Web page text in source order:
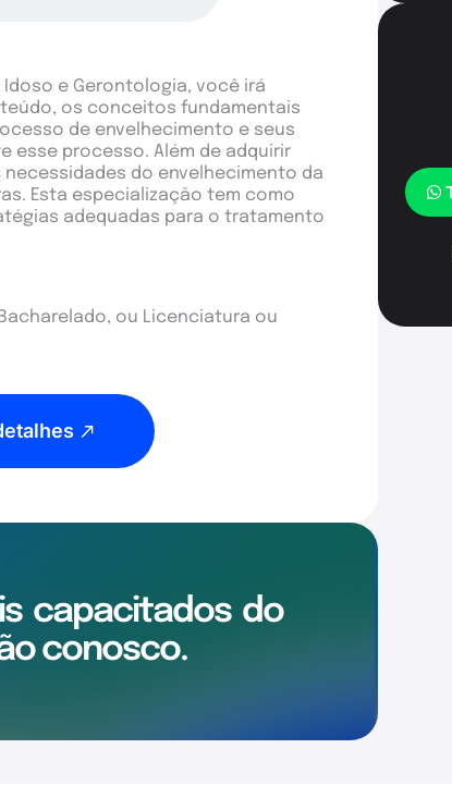
Idoso e Gerontologia, você irá
os conceitos fundamentais
de envelhecimento e seus
esse processo. Além de adquirir
do envelhecimento da
Esta especialização tem como
adequadas para o tratamento
ou Licenciatura ou
capacitados do
conosco.